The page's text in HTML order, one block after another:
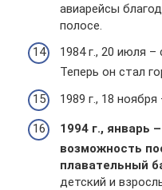
авиарейсы
полосе.
1984 г., 20 июля
Теперь он стал
1989 г., 18
1994 г., январь
возможность
плавательный
детский и